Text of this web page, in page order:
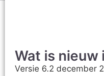
Wat is nieuw
Versie 6.2 december